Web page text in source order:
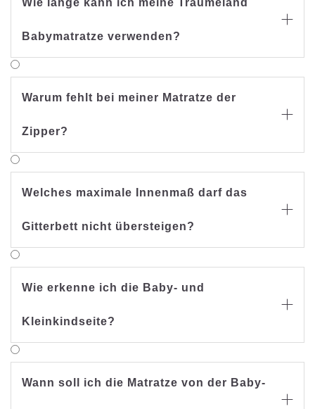
Wie lange kann ich meine Träumeland
Babymatratze verwenden?

Warum fehlt bei meiner Matratze der
Zipper?

Welches maximale Innenmaß darf das
Gitterbett nicht übersteigen?

Wie erkenne ich die Baby- und
Kleinkindseite?

Wann soll ich die Matratze von der Baby-
